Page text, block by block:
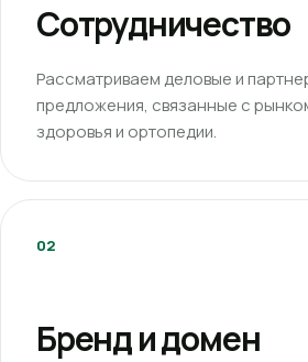
Сотрудничество
Рассматриваем деловые и
предложения, связанные с
здоровья и ортопедии.
02
Бренд и домен